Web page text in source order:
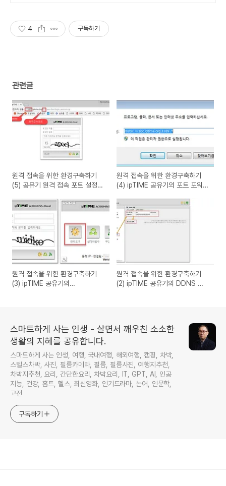
4 구독하기
관련글
원격 접속을 위한 환경구축하기
(5) 공유기 원격 접속 포트 설정하
원격 접속을 위한 환경구축하기
(4) ipTIME 공유기의 포트 포워딩
원격 접속을 위한 환경구축하기
(3) ipTIME 공유기의
원격 접속을 위한 환경구축하기
(2) ipTIME 공유기의 DDNS 설
스마트하게 사는 인생 - 살면서 깨우친 소소한
생활의 지혜를 공유합니다.
스마트하게 사는 인생, 여행, 국내여행, 해외여행, 캠핑, 차박,
스텔스차박, 사진, 필름카메라, 필름, 필름사진, 여행지추천,
차박지추천, 요리, 간단한요리, 차박요리, IT, GPT, AI, 인공
지능, 건강, 홈트, 헬스, 최신영화, 인기드라마, 논어, 인문학,
고전
구독하기